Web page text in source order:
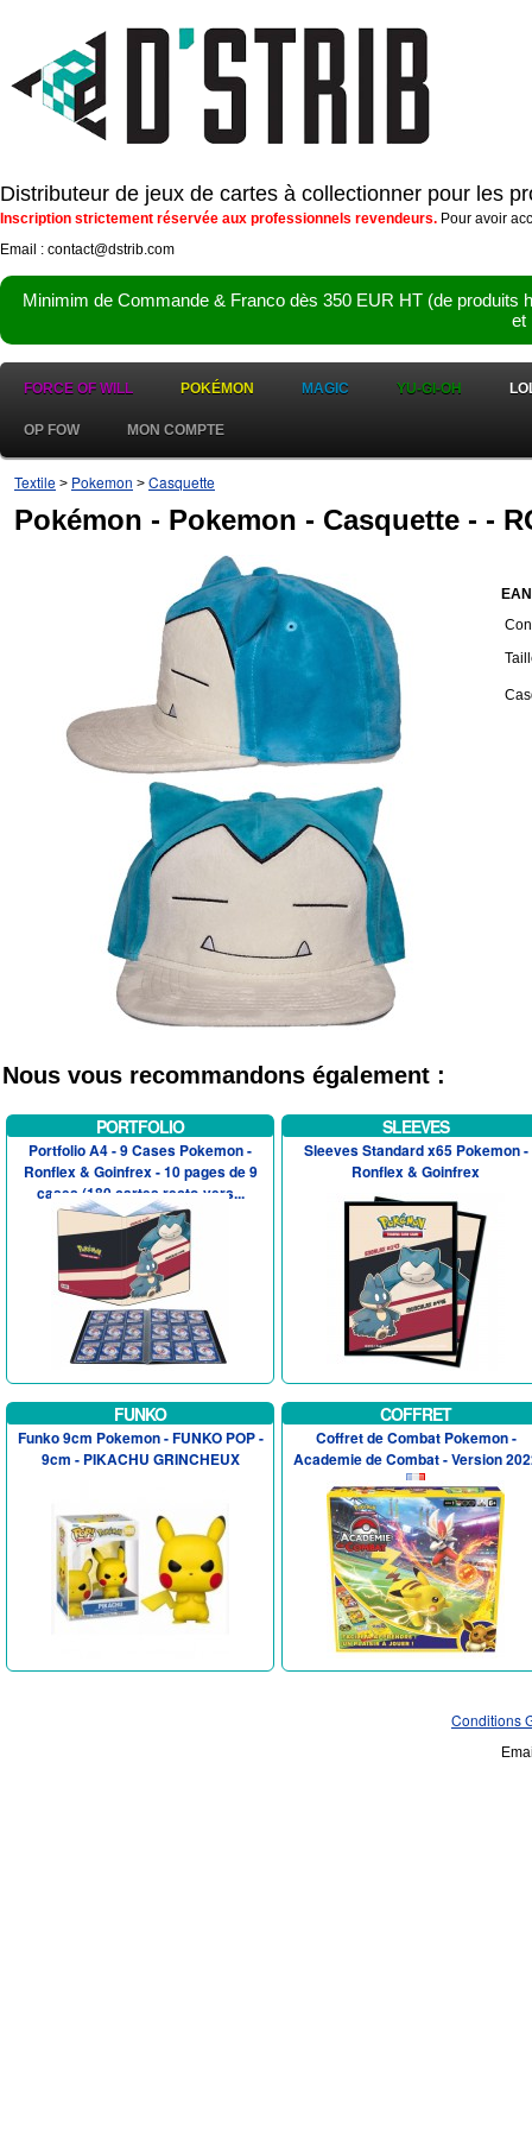
Distributeur de jeux de cartes à collectionner pour les
Inscription strictement réservée aux professionnels revendeurs. Pour avoir
Email : contact@dstrib.com
Minimim de Commande & Franco dès 350 EUR HT (de
et
FORCE OF WILL POKÉMON MAGIC YU-GI-OH
OP FOW MON COMPTE
Textile > Pokemon > Casquette
Pokémon - Pokemon - Casquette - -
Nous vous recommandons également :
PORTFOLIO
Portfolio A4 - 9 Cases Pokemon -
Ronflex & Goinfrex - 10 pages de 9
cases (180 cartes recto-vers...
SLEEVES
Sleeves Standard x65 Pokemon -
Ronflex & Goinfrex
FUNKO
Funko 9cm Pokemon - FUNKO POP -
9cm - PIKACHU GRINCHEUX
COFFRET
Coffret de Combat Pokemon -
Academie de Combat - Version
Conditions